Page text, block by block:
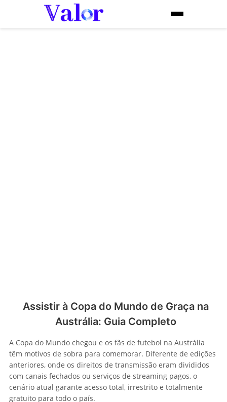
Assistir à Copa do Mundo de Graça na
Austrália: Guia Completo
A Copa do Mundo chegou e os fãs de futebol na Austrália
têm motivos de sobra para comemorar. Diferente de edições
anteriores, onde os direitos de transmissão eram divididos
com canais fechados ou serviços de streaming pagos, o
cenário atual garante acesso total, irrestrito e totalmente
gratuito para todo o país.